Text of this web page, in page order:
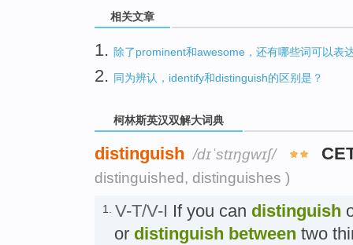
相关文章
1. 除了prominent和awesome，还有哪些词可以表
2. 同为辨认，identify和distinguish的区别是？
柯林斯英汉双解大词典
distinguish /dɪˈstɪŋɡwɪʃ/
distinguished, distinguishes )
1. V-T/V-I If you can distinguish
or distinguish between two